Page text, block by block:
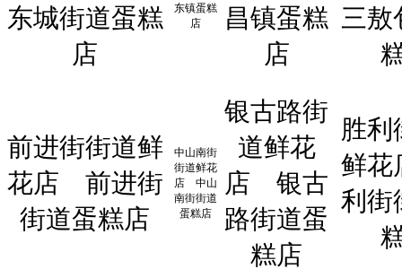
东城街道蛋糕
店
东镇蛋糕
店
昌镇蛋糕
店
三敖
前进街街道鲜
花店
前进街
街道蛋糕店
中山南街
街道鲜花
店
中山
南街街道
蛋糕店
银古路街
道鲜花
店
银古
路街道蛋
糕店
胜利
鲜花
利街